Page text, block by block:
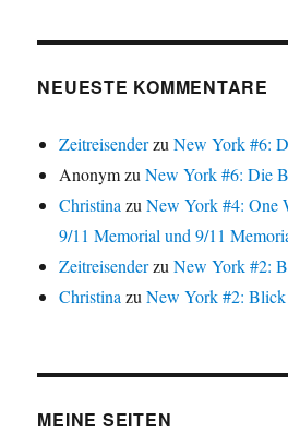
NEUESTE KOMMENTARE
ZeitreisenderzuNew York #6:
AnonymzuNew York #6: Die
ChristinazuNew York #4: One
9/11 Memorial und 9/11
ZeitreisenderzuNew York #2:
ChristinazuNew York #2: Blick
MEINE SEITEN